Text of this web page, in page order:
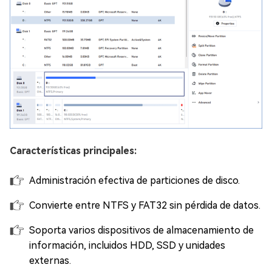
Características principales:
Administración efectiva de particiones de disco.
Convierte entre NTFS y FAT32 sin pérdida de datos.
Soporta varios dispositivos de almacenamiento de
información, incluidos HDD, SSD y unidades
externas.